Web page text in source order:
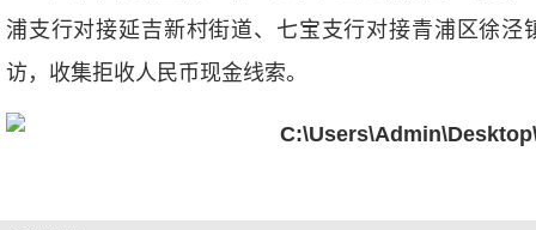
浦支行对接延吉新村街道、七宝支行对接青浦区徐
访，收集拒收人民币现金线索。